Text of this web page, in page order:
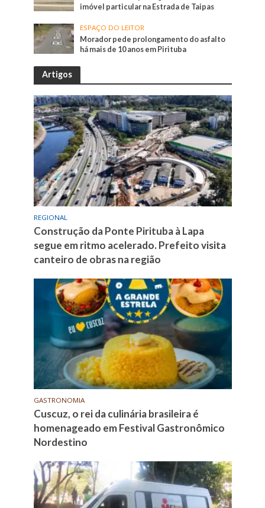
imóvel particular na Estrada de Taipas
ESPAÇO DO LEITOR
Morador pede prolongamento do asfalto
há mais de 10 anos em Pirituba
Artigos
REGIONAL
Construção da Ponte Pirituba à Lapa
segue em ritmo acelerado. Prefeito visita
canteiro de obras na região
GASTRONOMIA
Cuscuz, o rei da culinária brasileira é
homenageado em Festival Gastronômico
Nordestino